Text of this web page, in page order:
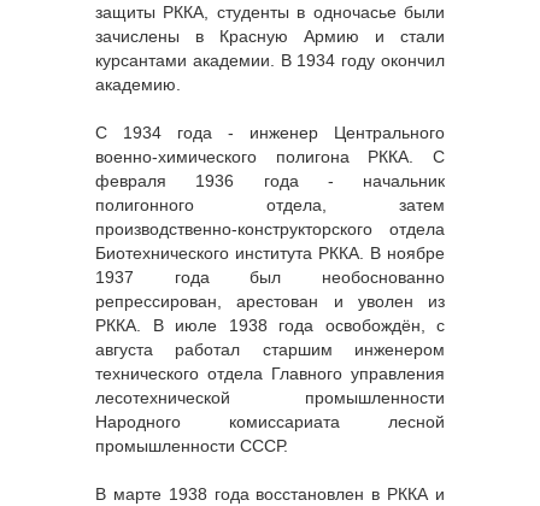
защиты РККА, студенты в одночасье были
зачислены в Красную Армию и стали
курсантами академии. В 1934 году окончил
академию.
С 1934 года - инженер Центрального
военно-химического полигона РККА. С
февраля 1936 года - начальник
полигонного отдела, затем
производственно-конструкторского отдела
Биотехнического института РККА. В ноябре
1937 года был необоснованно
репрессирован, арестован и уволен из
РККА. В июле 1938 года освобождён, с
августа работал старшим инженером
технического отдела Главного управления
лесотехнической промышленности
Народного комиссариата лесной
промышленности СССР.
В марте 1938 года восстановлен в РККА и